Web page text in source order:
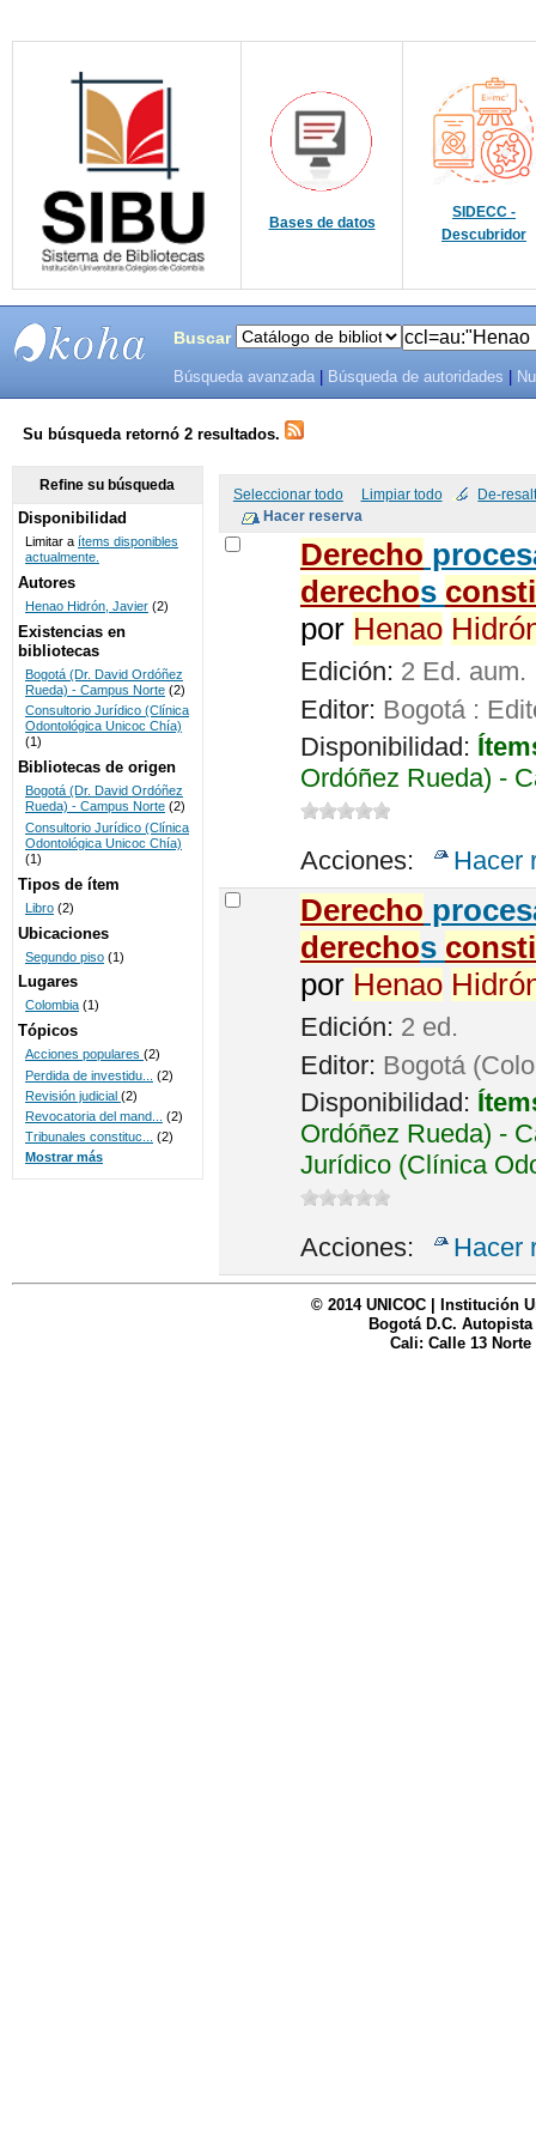
Bases de datos
SIDECC -
Descubridor
SISTEMAS
DE
BIBLIOTECAS
UNICOC
Buscar
Búsqueda avanzada Búsqueda de autoridades
Su búsqueda retornó 2 resultados.
Seleccionar todo Limpiar todo De-
Derecho
derechos
por Henao
Edición: 2 Ed. aum.
Editor: Bogotá :
Disponibilidad:
Ordóñez Rueda) -
Acciones: Hacer
Derecho
derechos
por Henao
Edición: 2 ed.
Editor: Bogotá
Disponibilidad:
Ordóñez Rueda) -
Jurídico (Clínica
Acciones: Hacer
Refine su búsqueda
Disponibilidad
Limitar a ítems disponibles
actualmente.
Autores
Henao Hidrón, Javier (2)
Existencias en
bibliotecas
Bogotá (Dr. David Ordóñez
Rueda) - Campus Norte (2)
Consultorio Jurídico (Clínica
Odontológica Unicoc Chía)
(1)
Bibliotecas de origen
Bogotá (Dr. David Ordóñez
Rueda) - Campus Norte (2)
Consultorio Jurídico (Clínica
Odontológica Unicoc Chía)
(1)
Tipos de ítem
Libro (2)
Ubicaciones
Segundo piso (1)
Lugares
Colombia (1)
Tópicos
Acciones populares (2)
Perdida de investidu...
(2)
Revisión judicial (2)
Revocatoria del mand...
(2)
Tribunales constituc...
(2)
Mostrar más
© 2014 UNICOC | Institución
Bogotá D.C. Autopista
Cali: Calle 13 Norte